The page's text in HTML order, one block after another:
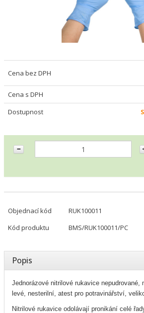
Cena bez DPH
Cena s DPH
Dostupnost
Objednací kód
RUK100011
Kód produktu
BMS/RUK100011/PC
Popis
Jednorázové nitrilové rukavice nepudrované,
levé, nesterilní, atest pro potravinářství,
Nitrilové rukavice odolávají pronikání celé